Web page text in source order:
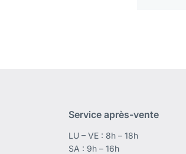
Service après-vente
LU – VE : 8h – 18h
SA : 9h – 16h